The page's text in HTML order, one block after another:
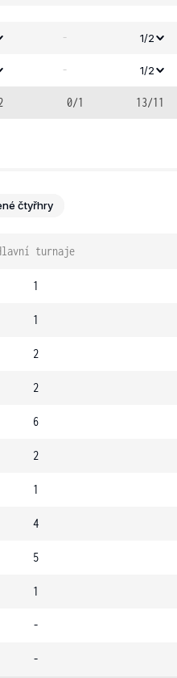
- 1/2
- 1/2
0/1 13/11
čtyřhry
turnaje
1
1
2
2
6
2
1
4
5
1
-
-